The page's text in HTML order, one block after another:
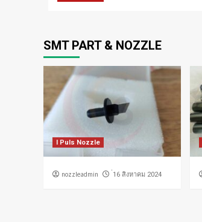
SMT PART & NOZZLE
I Puls Nozzle
nozzleadmin ่16 สิงหาคม 2024